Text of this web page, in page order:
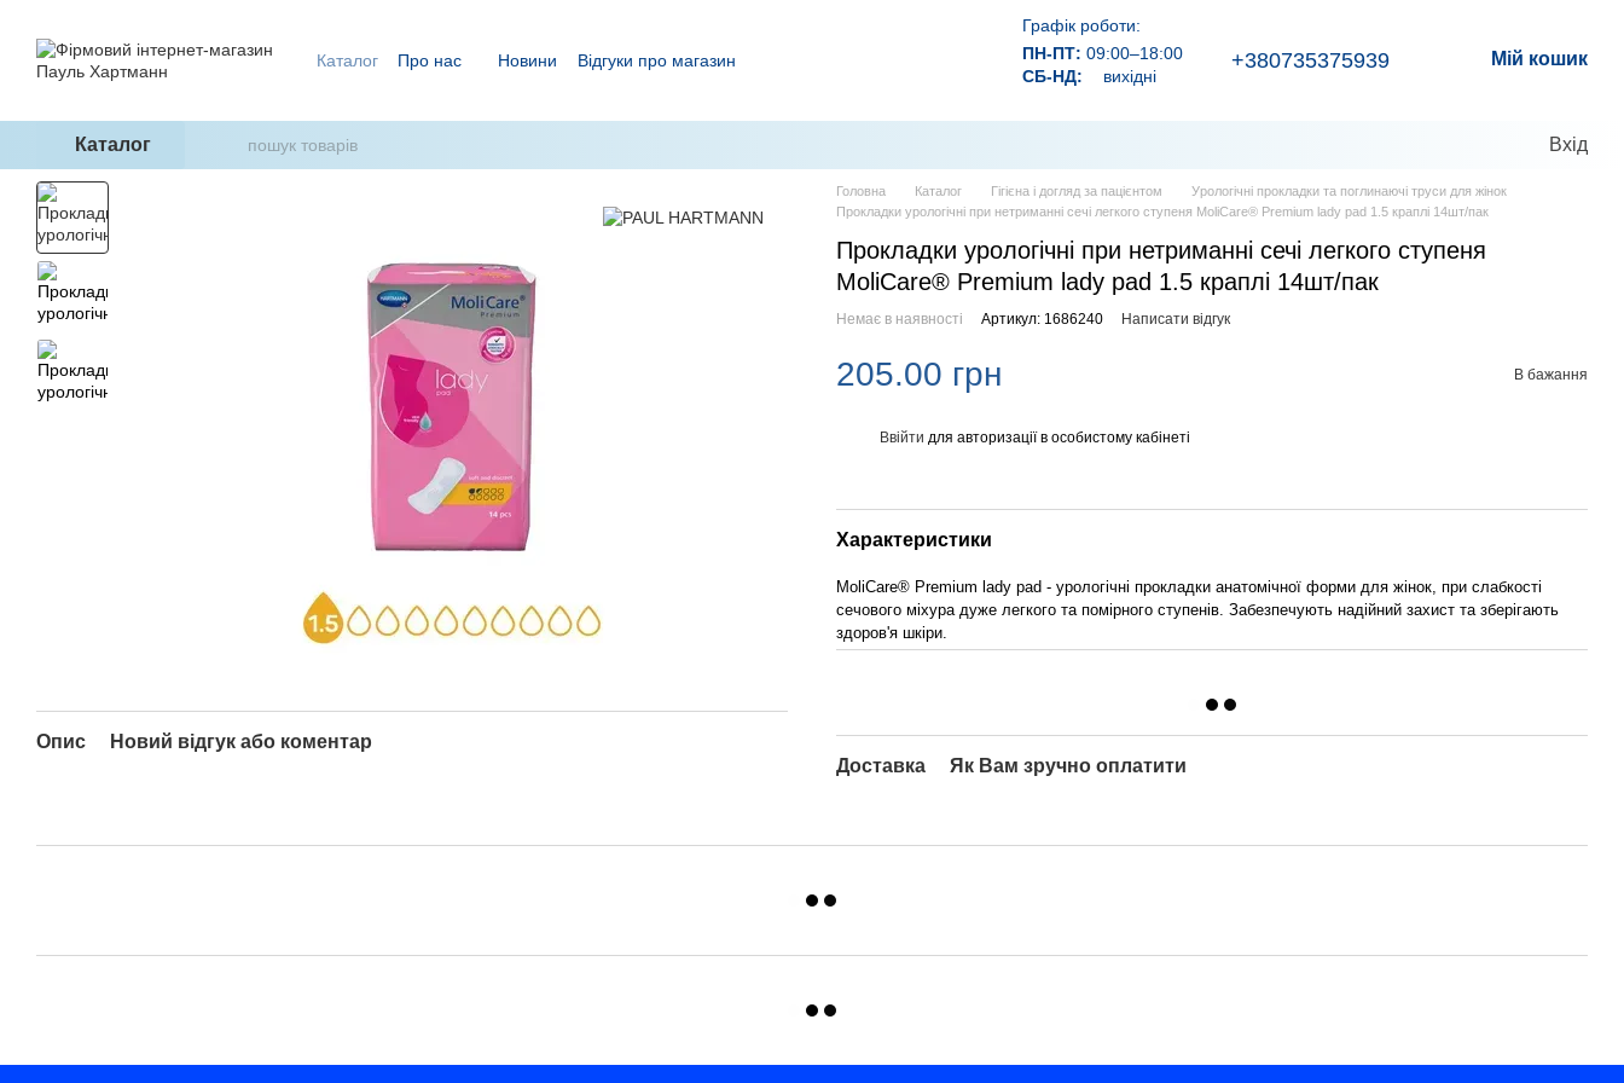
Каталог Про нас Новини
Відгуки про магазин
Графік роботи:
ПН-ПТ: 09:00–18:00
СБ-НД:
вихідні
+380735375939 Мій кошик
Каталог Вхід
Опис Новий відгук або коментар
Головна Каталог Гігієна і догляд за пацієнтом
Урологічні прокладки та поглинаючі труси для жінок
Прокладки урологічні при нетриманні сечі легкого ступеня MoliCare® Premium lady pad 1.5 краплі 14шт/пак
Прокладки урологічні при нетриманні сечі легкого ступеня
MoliCare® Premium lady pad 1.5 краплі 14шт/пак
Немає в наявності Артикул: 1686240 Написати відгук
205.00 грн В бажання
Ввійти для авторизації в особистому кабінеті
Характеристики
MoliCare® Premium lady pad - урологічні прокладки анатомічної форми для жінок, при слабкості
сечового міхура дуже легкого та помірного ступенів. Забезпечують надійний захист та зберігають
здоров'я шкіри.
Доставка Як Вам зручно оплатити